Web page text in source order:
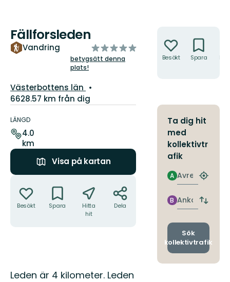
Fällforsleden
Vandring
av
5
betygsätt denna
plats!
Län:
Västerbottens län
6628.57 km från dig
om
leden
LÄNGD
4.0
km
Visa på kartan
Besökt Spara
Hitta
hit
Dela
Beskrivning
Leden är 4 kilometer. Leden
Besökt Spara
Ta dig hit
med
kollektivtr
afik
Avresa
A
Hitta
Ankomst
B
Byt
och
Sök
kollektivtrafik